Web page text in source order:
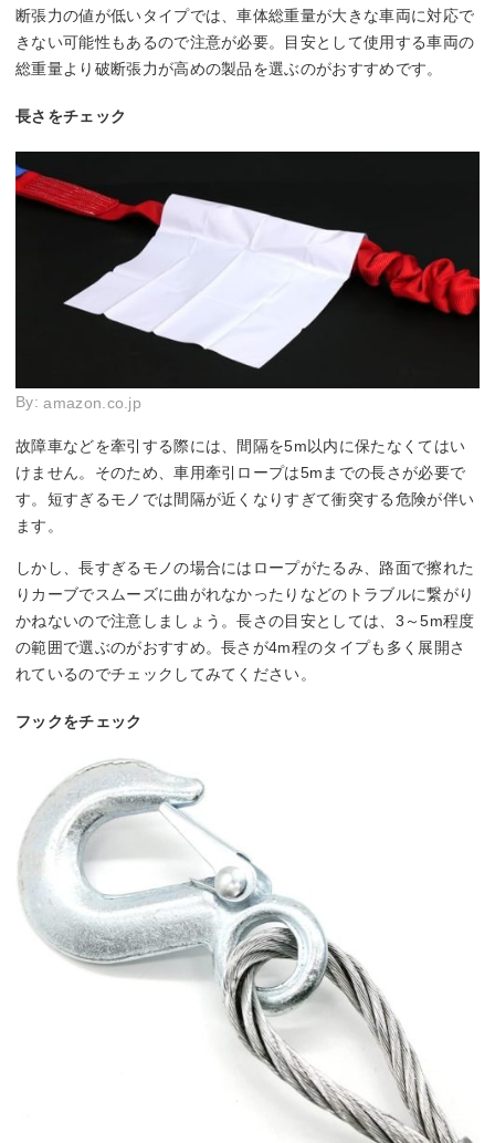
断張力の値が低いタイプでは、車体総重量が大きな車両に対応で
きない可能性もあるので注意が必要。目安として使用する車両の
総重量より破断張力が高めの製品を選ぶのがおすすめです。
長さをチェック
By:amazon.co.jp
故障車などを牽引する際には、間隔を5m以内に保たなくてはい
けません。そのため、車用牽引ロープは5mまでの長さが必要で
す。短すぎるモノでは間隔が近くなりすぎて衝突する危険が伴い
ます。
しかし、長すぎるモノの場合にはロープがたるみ、路面で擦れた
りカーブでスムーズに曲がれなかったりなどのトラブルに繋がり
かねないので注意しましょう。長さの目安としては、3～5m程度
の範囲で選ぶのがおすすめ。長さが4m程のタイプも多く展開さ
れているのでチェックしてみてください。
フックをチェック